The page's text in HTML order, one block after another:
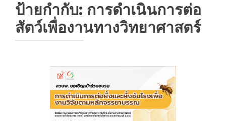
ป้ายกำกับ: การดำเนินการต่อ
สัตว์เพื่องานทางวิทยาศาสตร์